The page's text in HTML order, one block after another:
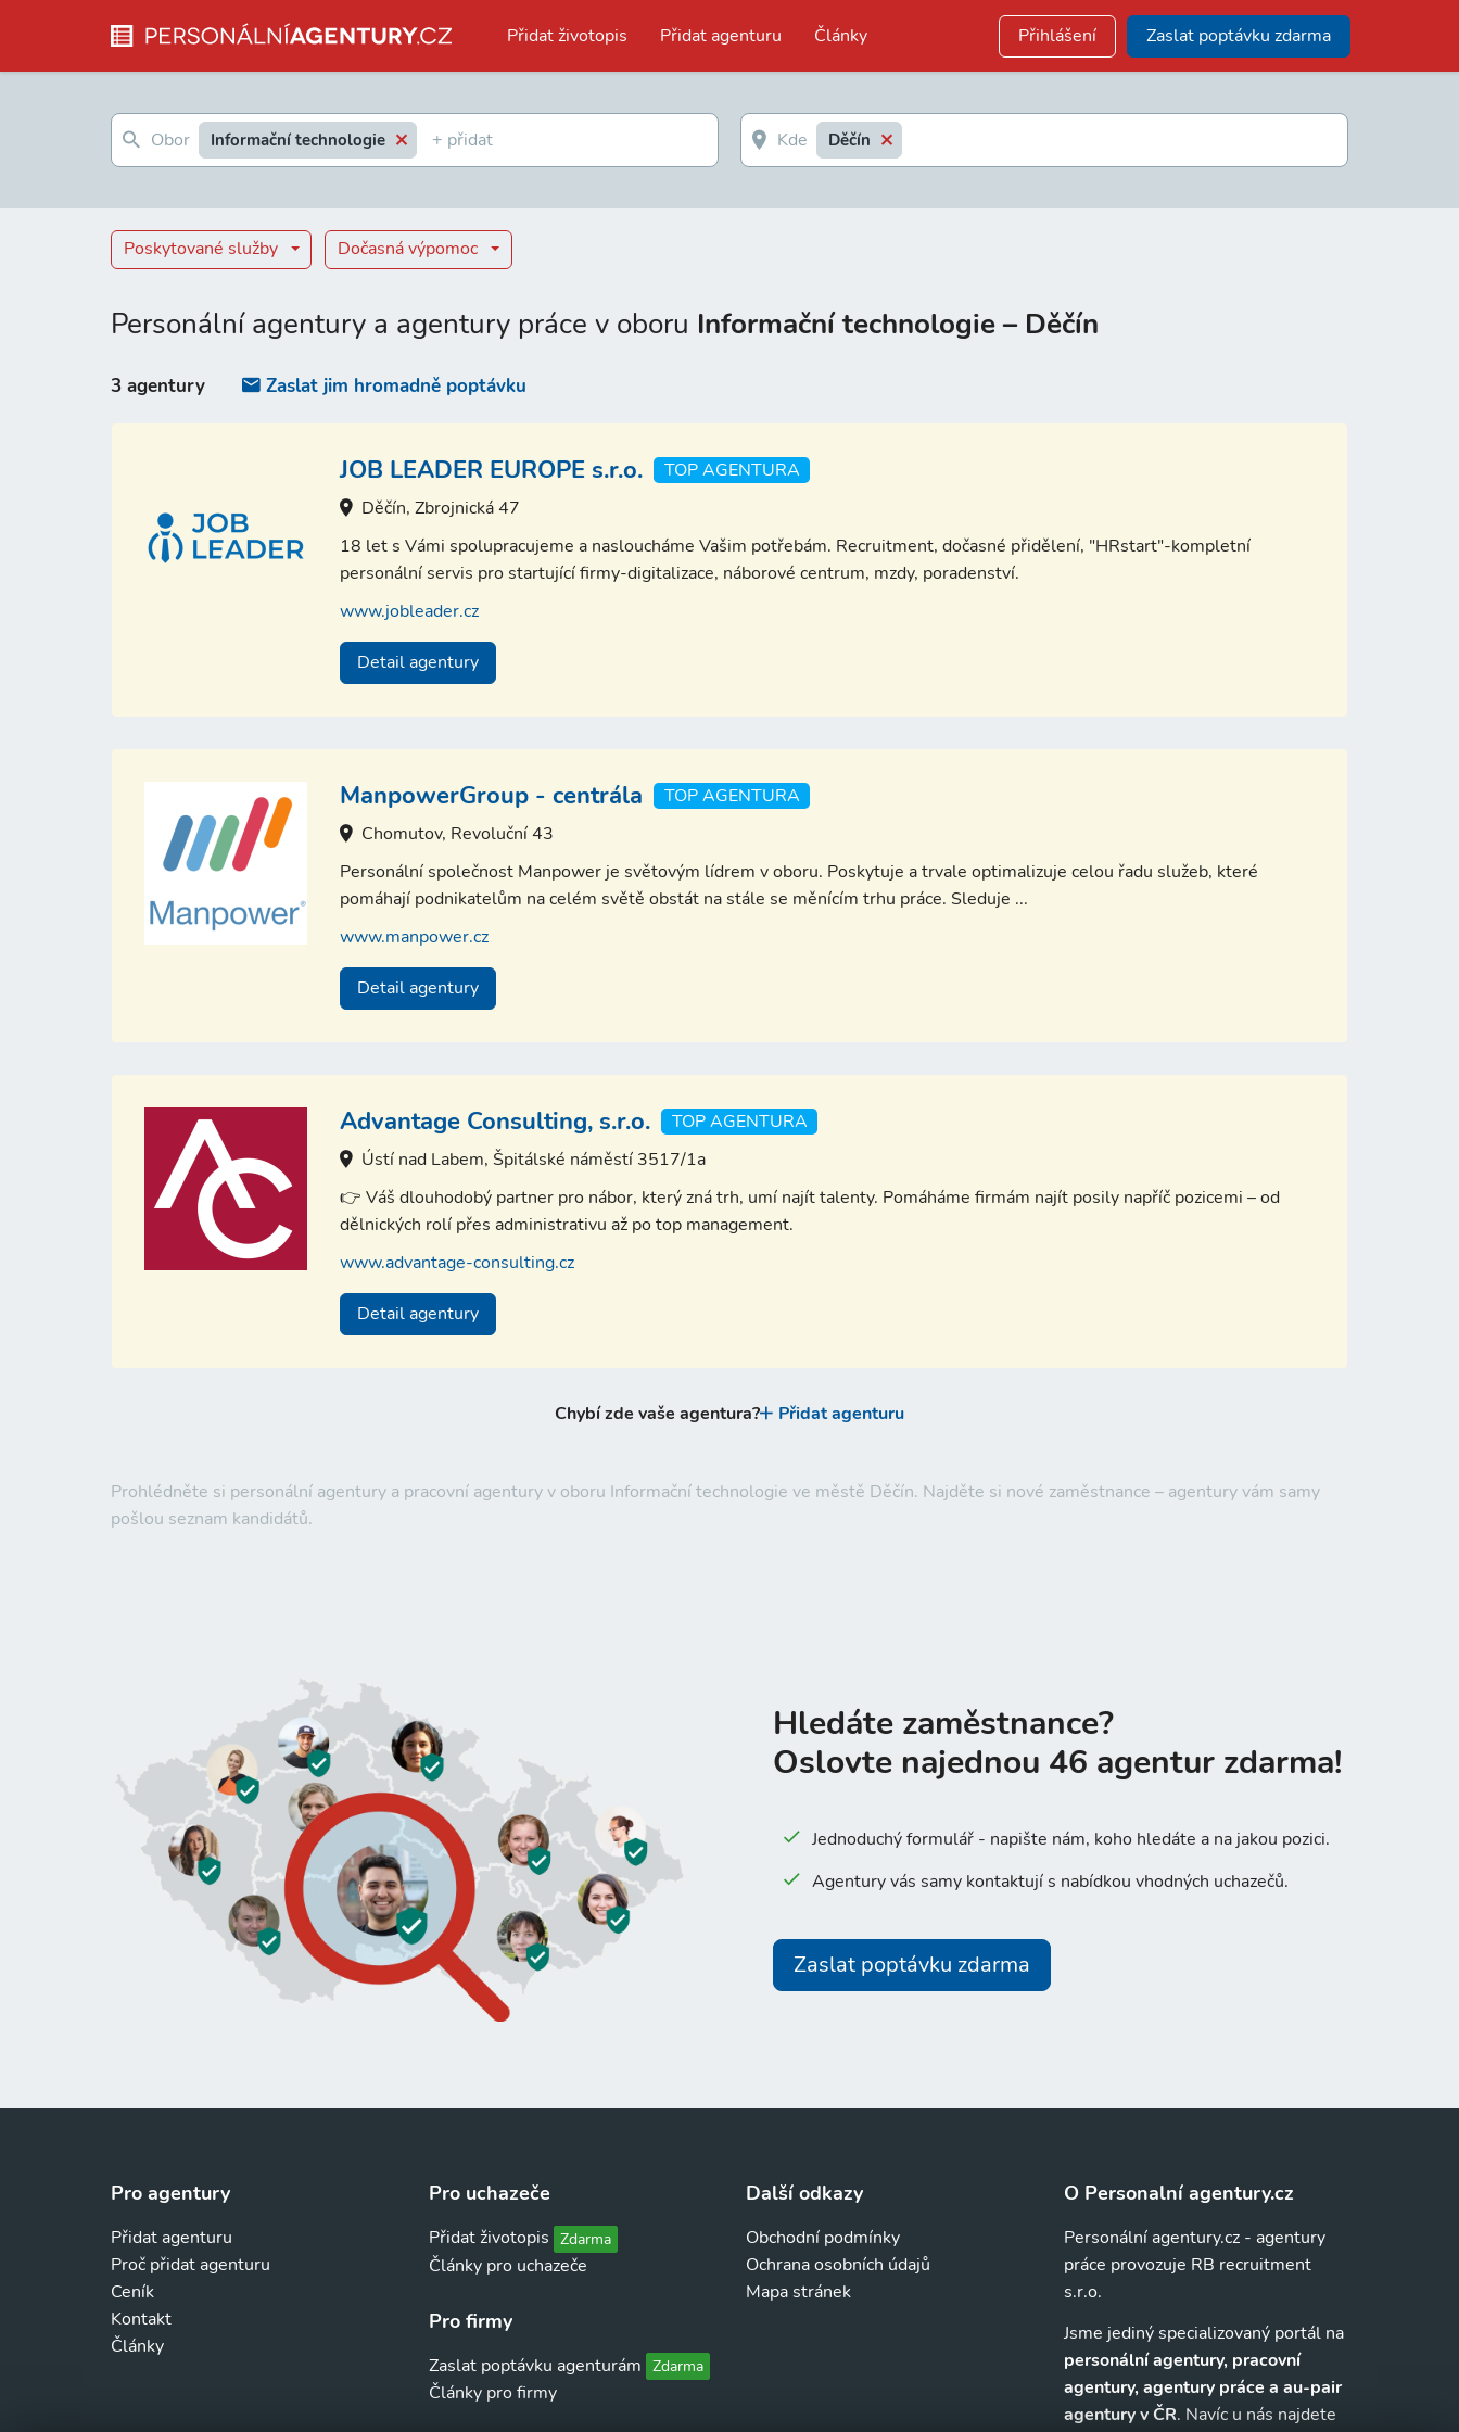
Přidat životopis Přidat agenturu Články Přihlášení Zaslat poptávku zdarma
Informační technologie Děčín
Poskytované služby Dočasná výpomoc
Personální agentury a agentury práce v oboru Informační technologie – Děčín
Prohlédněte si personální agentury a pracovní agentury v oboru Informační technologie ve městě Děčín. Najděte si nové zaměstnance – agentury vám samy
pošlou seznam kandidátů.
3 agentury Zaslat jim hromadně poptávku
JOB LEADER EUROPE s.r.o.
TOP AGENTURA
Děčín, Zbrojnická 47
18 let s Vámi spolupracujeme a nasloucháme Vašim potřebám. Recruitment, dočasné přidělení, "HRstart"-kompletní
personální servis pro startující firmy-digitalizace, náborové centrum, mzdy, poradenství.
www.jobleader.cz
Detail agentury
ManpowerGroup - centrála
TOP AGENTURA
Chomutov, Revoluční 43
Personální společnost Manpower je světovým lídrem v oboru. Poskytuje a trvale optimalizuje celou řadu služeb, které
pomáhají podnikatelům na celém světě obstát na stále se měnícím trhu práce. Sleduje ...
www.manpower.cz
Detail agentury
Advantage Consulting, s.r.o.
TOP AGENTURA
Ústí nad Labem, Špitálské náměstí 3517/1a
👉 Váš dlouhodobý partner pro nábor, který zná trh, umí najít talenty. Pomáháme firmám najít posily napříč pozicemi – od
dělnických rolí přes administrativu až po top management.
www.advantage-consulting.cz
Detail agentury
Chybí zde vaše agentura? Přidat agenturu
Hledáte zaměstnance?
Oslovte najednou 46 agentur zdarma!
Jednoduchý formulář - napište nám, koho hledáte a na jakou pozici.
Agentury vás samy kontaktují s nabídkou vhodných uchazečů.
Zaslat poptávku zdarma
Pro agentury
Přidat agenturu
Proč přidat agenturu
Ceník
Kontakt
Články
Pro uchazeče
Přidat životopis Zdarma
Články pro uchazeče
Pro firmy
Zaslat poptávku agenturám Zdarma
Články pro firmy
Další odkazy
Obchodní podmínky
Ochrana osobních údajů
Mapa stránek
O Personalní agentury.cz
Personální agentury.cz - agentury
práce provozuje RB recruitment
s.r.o.
Jsme jediný specializovaný portál na
personální agentury, pracovní
agentury, agentury práce a au-pair
agentury v ČR. Navíc u nás najdete